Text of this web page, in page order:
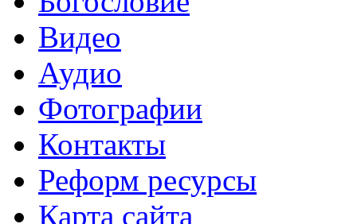
Видео
Аудио
Фотографии
Контакты
Реформ ресурсы
Карта сайта